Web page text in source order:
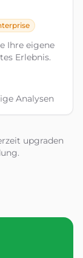
Ihre eigene
Erlebnis.
Analysen
upgraden